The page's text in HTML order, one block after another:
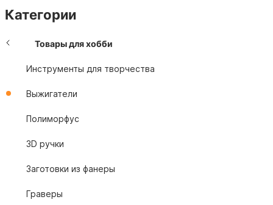
Категории
Товары для хобби
Инструменты для творчества
Выжигатели
Полиморфус
3D ручки
Заготовки из фанеры
Граверы